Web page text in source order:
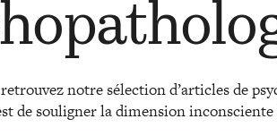
notre sélection d’articles de
de souligner la dimension